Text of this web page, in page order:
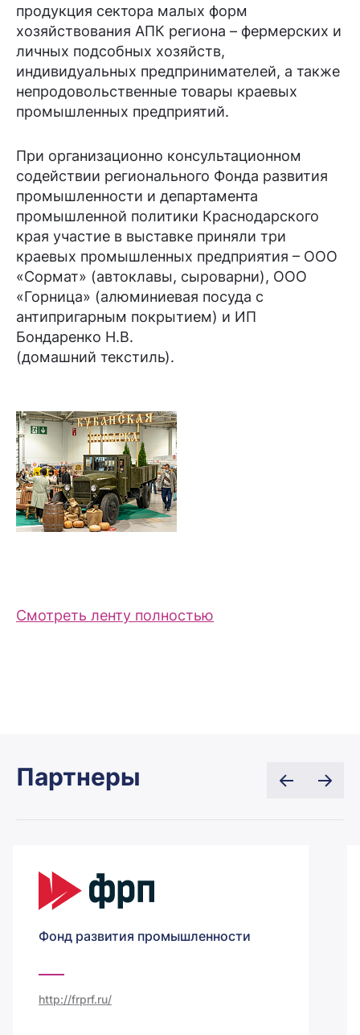
продукция сектора малых форм
хозяйствования АПК региона – фермерских и
личных подсобных хозяйств,
индивидуальных предпринимателей, а также
непродовольственные товары краевых
промышленных предприятий.
При организационно консультационном
содействии регионального Фонда развития
промышленности и департамента
промышленной политики Краснодарского
края участие в выставке приняли три
краевых промышленных предприятия – ООО
«Сормат» (автоклавы, сыроварни), ООО
«Горница» (алюминиевая посуда с
антипригарным покрытием) и ИП
Бондаренко Н.В.
(домашний текстиль).
Смотреть ленту полностью
Партнеры
Фонд развития промышленности
http://frprf.ru/